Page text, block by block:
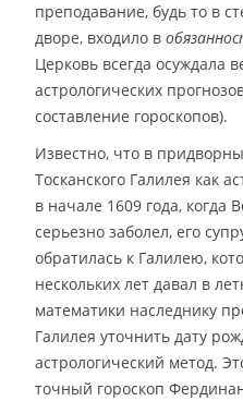
преподавание, будь то в
дворе, входило в
Церковь всегда осуждала
астрологических
составление гороскопов).
Известно, что в
Тосканского Галилея как
в начале 1609 года, когда
серьезно заболел, его
обратилась к Галилею,
нескольких лет давал в
математики наследнику
Галилея уточнить дату
астрологический метод.
точный гороскоп